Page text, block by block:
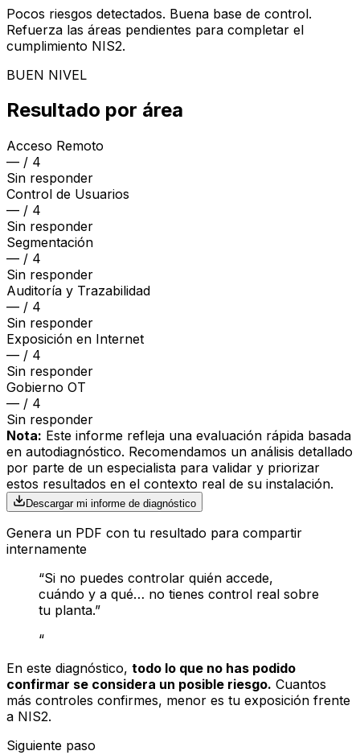
Pocos riesgos detectados. Buena base de control.
Refuerza las áreas pendientes para completar el
cumplimiento NIS2.
BUEN NIVEL
Resultado por área
Acceso Remoto
— / 4
Sin responder
Control de Usuarios
— / 4
Sin responder
Segmentación
— / 4
Sin responder
Auditoría y Trazabilidad
— / 4
Sin responder
Exposición en Internet
— / 4
Sin responder
Gobierno OT
— / 4
Sin responder
Nota: Este informe refleja una evaluación rápida basada
en autodiagnóstico. Recomendamos un análisis detallado
por parte de un especialista para validar y priorizar
estos resultados en el contexto real de su instalación.
Descargar mi informe de diagnóstico
Genera un PDF con tu resultado para compartir
internamente
“Si no puedes controlar quién accede,
cuándo y a qué… no tienes control real sobre
tu planta.”
“
En este diagnóstico, todo lo que no has podido
confirmar se considera un posible riesgo. Cuantos
más controles confirmes, menor es tu exposición frente
a NIS2.
Siguiente paso